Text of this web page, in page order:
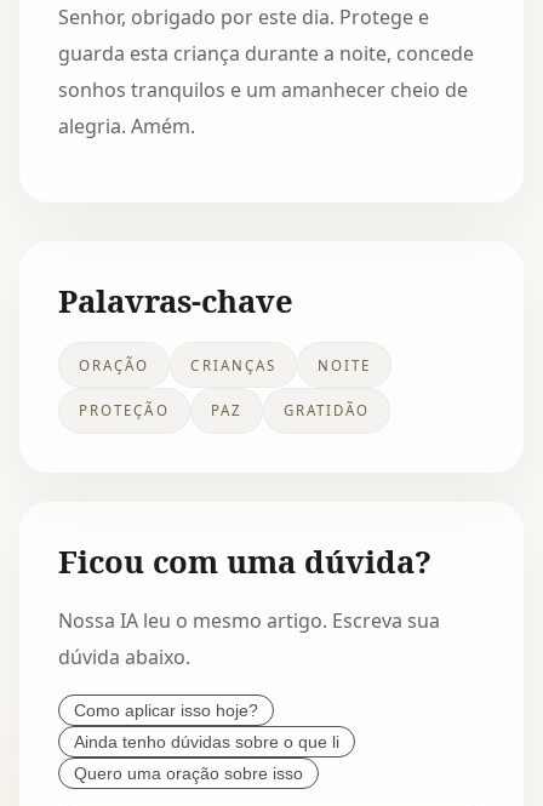
Senhor, obrigado por este dia. Protege e
guarda esta criança durante a noite, concede
sonhos tranquilos e um amanhecer cheio de
alegria. Amém.
Palavras-chave
ORAÇÃO CRIANÇAS NOITE
PROTEÇÃO PAZ GRATIDÃO
Ficou com uma dúvida?
Nossa IA leu o mesmo artigo. Escreva sua
dúvida abaixo.
Como aplicar isso hoje?
Ainda tenho dúvidas sobre o que li
Quero uma oração sobre isso